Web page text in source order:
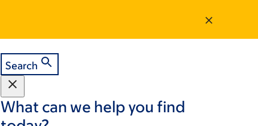
Search
What can we help you find